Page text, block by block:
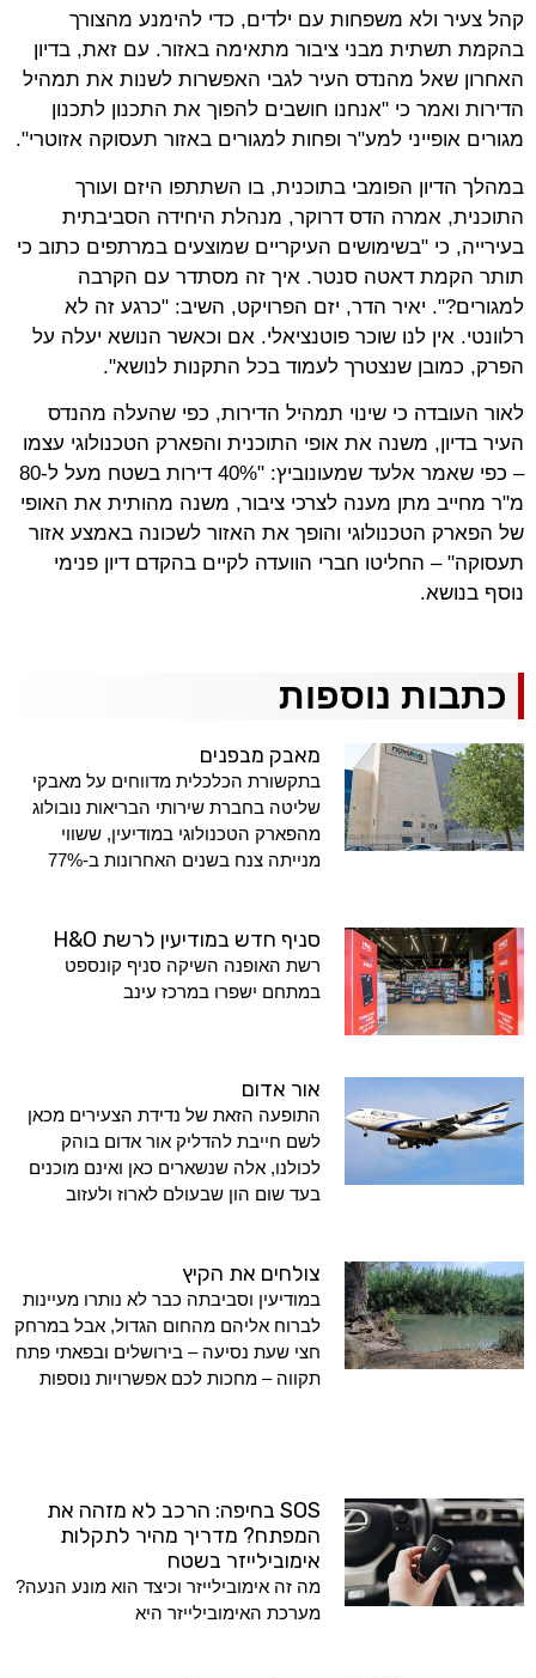
קהל צעיר ולא משפחות עם ילדים, כדי להימנע מהצורך
בהקמת תשתית מבני ציבור מתאימה באזור. עם זאת, בדיון
האחרון שאל מהנדס העיר לגבי האפשרות לשנות את תמהיל
הדירות ואמר כי "אנחנו חושבים להפוך את התכנון לתכנון
מגורים אופייני למע"ר ופחות למגורים באזור תעסוקה אזוטרי".
במהלך הדיון הפומבי בתוכנית, בו השתתפו היזם ועורך
התוכנית, אמרה הדס דרוקר, מנהלת היחידה הסביבתית
בעירייה, כי "בשימושים העיקריים שמוצעים במרתפים כתוב כי
תותר הקמת דאטה סנטר. איך זה מסתדר עם הקרבה
למגורים?". יאיר הדר, יזם הפרויקט, השיב: "כרגע זה לא
רלוונטי. אין לנו שוכר פוטנציאלי. אם וכאשר הנושא יעלה על
הפרק, כמובן שנצטרך לעמוד בכל התקנות לנושא".
לאור העובדה כי שינוי תמהיל הדירות, כפי שהעלה מהנדס
העיר בדיון, משנה את אופי התוכנית והפארק הטכנולוגי עצמו
– כפי שאמר אלעד שמעונוביץ: "40% דירות בשטח מעל ל-80
מ"ר מחייב מתן מענה לצרכי ציבור, משנה מהותית את האופי
של הפארק הטכנולוגי והופך את האזור לשכונה באמצע אזור
תעסוקה" – החליטו חברי הוועדה לקיים בהקדם דיון פנימי
נוסף בנושא.
כתבות נוספות
מאבק מבפנים
בתקשורת הכלכלית מדווחים על מאבקי
שליטה בחברת שירותי הבריאות נובולוג
מהפארק הטכנולוגי במודיעין, ששווי
מנייתה צנח בשנים האחרונות ב-77%
סניף חדש במודיעין לרשת H&O
רשת האופנה השיקה סניף קונספט
במתחם ישפרו במרכז עינב
אור אדום
התופעה הזאת של נדידת הצעירים מכאן
לשם חייבת להדליק אור אדום בוהק
לכולנו, אלה שנשארים כאן ואינם מוכנים
בעד שום הון שבעולם לארוז ולעזוב
צולחים את הקיץ
במודיעין וסביבתה כבר לא נותרו מעיינות
לברוח אליהם מהחום הגדול, אבל במרחק
חצי שעת נסיעה – בירושלים ובפאתי פתח
תקווה – מחכות לכם אפשרויות נוספות
SOS בחיפה: הרכב לא מזהה את
המפתח? מדריך מהיר לתקלות
אימובילייזר בשטח
מה זה אימובילייזר וכיצד הוא מונע הנעה?
מערכת האימובילייזר היא